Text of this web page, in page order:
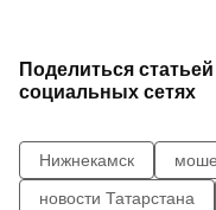
Поделиться
социальных сетях
Нижнекамск
новости Татарстана